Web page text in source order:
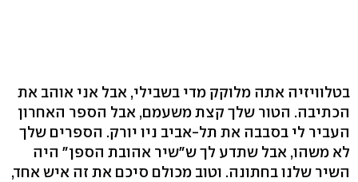
בטלוויזיה אתה מלוקק מדי בשבילי, אבל אני אוהב את
הכתיבה. הטור שלך קצת משעמם, אבל הספר האחרון
העביר לי בסבבה את תל-אביב ניו יורק. הספרים שלך
לא משהו, אבל שתדע לך ש"שיר אהובת הספן" היה
השיר שלנו בחתונה. וטוב מכולם סיכם את זה איש אחד,